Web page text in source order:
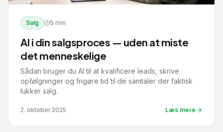
Salg 5 min
AI i din salgsproces — uden at miste
det menneskelige
Sådan bruger du AI til at kvalificere leads, skrive
opfølgninger og frigøre tid til de samtaler der faktisk
lukker salg.
2. oktober 2025 Læs mere